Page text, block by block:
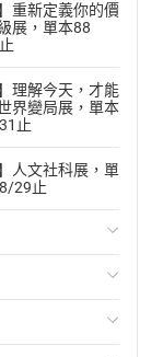
重新定義你的價
展，單本88
理解今天，才能
界變局展，單本
止
人文社科展，單
29止